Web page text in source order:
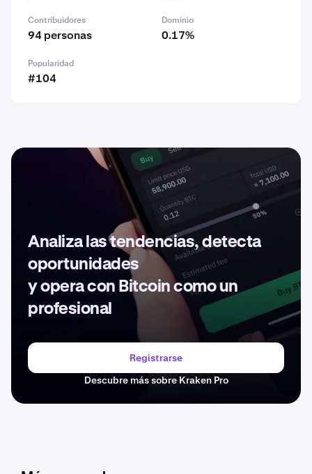
Contribuidores
94 personas
Dominio
0.17%
Popularidad
#104
Analiza las tendencias, detecta
oportunidades
y opera con Bitcoin como un
profesional
Registrarse
Descubre más sobre Kraken Pro